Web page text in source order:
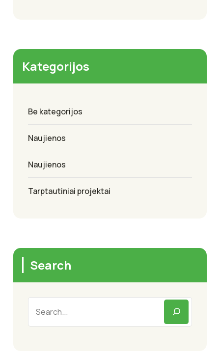
Kategorijos
Be kategorijos
Naujienos
Naujienos
Tarptautiniai projektai
Search